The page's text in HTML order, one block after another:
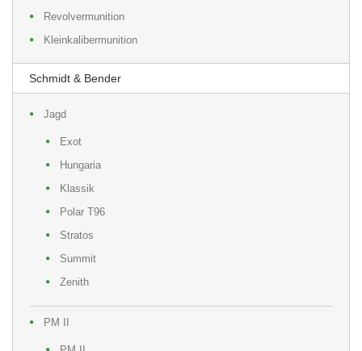
Revolvermunition
Kleinkalibermunition
Schmidt & Bender
Jagd
Exot
Hungaria
Klassik
Polar T96
Stratos
Summit
Zenith
PM II